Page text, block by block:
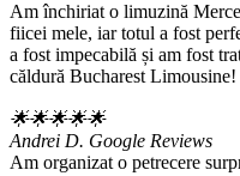
Am închiriat o limuzină
fiicei mele, iar totul a fost
a fost impecabilă și am fost
căldură Bucharest Limousine!
🌟🌟🌟🌟🌟
Andrei D. Google Reviews
Am organizat o petrecere